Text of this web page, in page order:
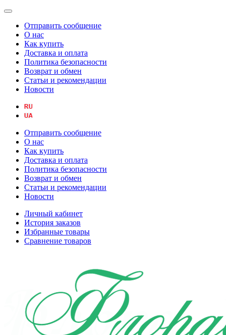
Отправить сообщение
О нас
Как купить
Доставка и оплата
Политика безопасности
Возврат и обмен
Статьи и рекомендации
Новости
Отправить сообщение
О нас
Как купить
Доставка и оплата
Политика безопасности
Возврат и обмен
Статьи и рекомендации
Новости
Личный кабинет
История заказов
Избранные товары
Сравнение товаров